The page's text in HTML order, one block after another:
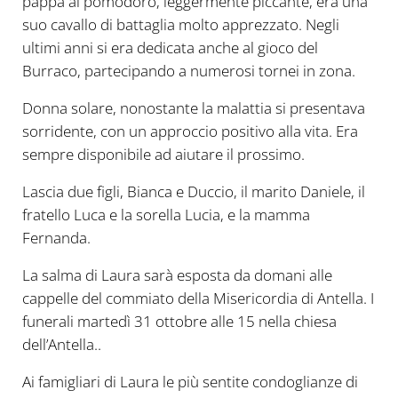
suo cavallo di battaglia molto apprezzato. Negli
ultimi anni si era dedicata anche al gioco del
Burraco, partecipando a numerosi tornei in zona.
Donna solare, nonostante la malattia si presentava
sorridente, con un approccio positivo alla vita. Era
sempre disponibile ad aiutare il prossimo.
Lascia due figli, Bianca e Duccio, il marito Daniele, il
fratello Luca e la sorella Lucia, e la mamma
Fernanda.
La salma di Laura sarà esposta da domani alle
cappelle del commiato della Misericordia di Antella. I
funerali martedì 31 ottobre alle 15 nella chiesa
dell’Antella..
Ai famigliari di Laura le più sentite condoglianze di